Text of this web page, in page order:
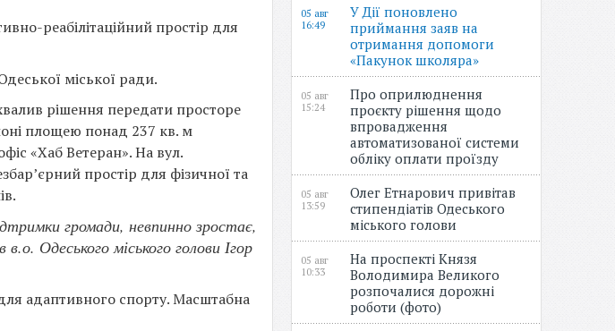
реабілітаційний простір для
міської ради.
рішення передати просторе
площею понад 237 кв. м
«Хаб Ветеран». На вул.
простір для фізичної та
громади, невпинно зростає,
Одеського міського голови Ігор
адаптивного спорту. Масштабна
05 авг
16:49
У Дії поновлено
приймання заяв на
отримання допомоги
«Пакунок школяра»
05 авг
15:24
Про оприлюднення
проєкту рішення щодо
впровадження
автоматизованої системи
обліку оплати проїзду
05 авг
13:59
Олег Етнарович привітав
стипендіатів Одеського
міського голови
05 авг
10:33
На проспекті Князя
Володимира Великого
розпочалися дорожні
роботи (фото)